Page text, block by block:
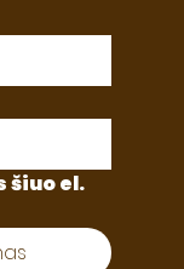
šiuo el.